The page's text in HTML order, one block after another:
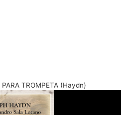
PARA TROMPETA (Haydn)